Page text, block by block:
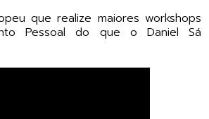
que realize maiores workshops
Pessoal do que o Daniel Sá